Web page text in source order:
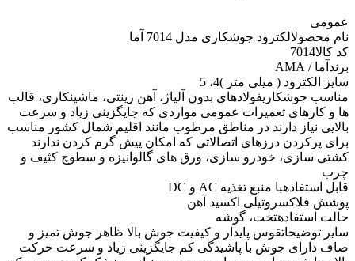
عمومی
نام محصولالکترود جوشکاری مدل 7014 آما
کد کالا7014
برند آما / AMA
سایز الکترود ( میلی متر )4، 5
مناسب جوشکاریفولادهای بدون آلیاژ، آهن زينتی، ماشينکاری، قالب
ها و کارهای تعميرات عمومی مواردی که جایگزینی زیاد و سرعت
بالایی نیاز دارند در مناطق مرطوب مانند اقلیم شمال کشور مناسب
برای پرکردن درزهای اتصالاتی که امکان پیش گرم کردن ندارند
کشتی سازی، خودرو سازی، ورق های گالوانیزه و سطوچ کثیف و
چرب
قابل استفادهبا منبع تغذیه AC و DC
پوشش فلاکسروتیلی اکسید آهن
حالت استفادهتخت، گوشه
سایر توضیحاتقوس پایدار و کیفیت جوش بالا ظاهر جوش تمیز و
صاف دارای جوش با پاشیدگی کم جایگزینی زیاد و سرعت حرکت